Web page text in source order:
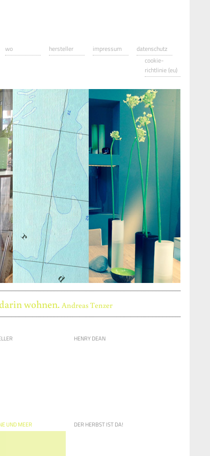
wo hersteller impressum
datenschutz
cookie-
richtlinie (eu)
wohnen. Andreas Tenzer
HENRY DEAN
UND MEER DER HERBST IST DA!